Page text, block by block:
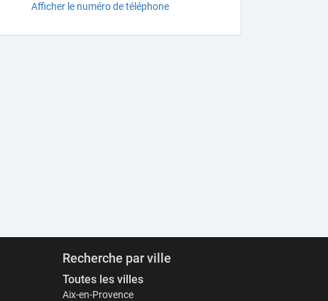
Afficher le numéro de téléphone
Recherche par ville
Toutes les villes
Aix-en-Provence